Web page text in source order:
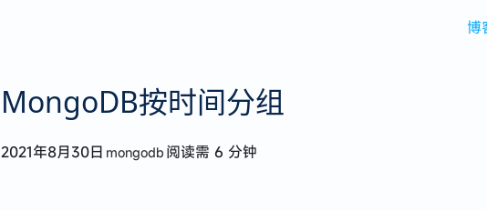
博
MongoDB按时间分组
2021年8月30日 mongodb 阅读需 6 分钟